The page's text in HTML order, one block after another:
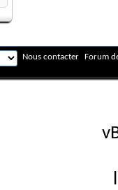
Nous contacter Forum